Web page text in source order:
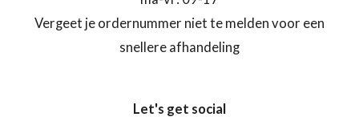
Vergeet je ordernummer niet te melden voor een
snellere afhandeling
Let's get social